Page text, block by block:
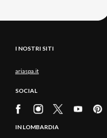
I NOSTRI SITI
ariaspa.it
SOCIAL
IN LOMBARDIA